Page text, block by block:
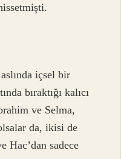
içsel bir
bıraktığı kalıcı
ve Selma,
da, ikisi de
Hac’dan sadece